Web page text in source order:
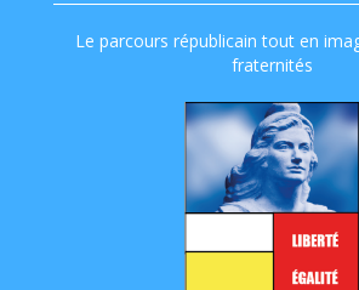
Le parcours républicain tout en
fraternités